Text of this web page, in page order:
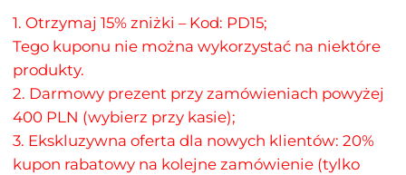
1. Otrzymaj 15% zniżki – Kod: PD15;
Tego kuponu nie można wykorzystać na niektóre
produkty.
2. Darmowy prezent przy zamówieniach powyżej
400 PLN (wybierz przy kasie);
3. Ekskluzywna oferta dla nowych klientów: 20%
kupon rabatowy na kolejne zamówienie (tylko